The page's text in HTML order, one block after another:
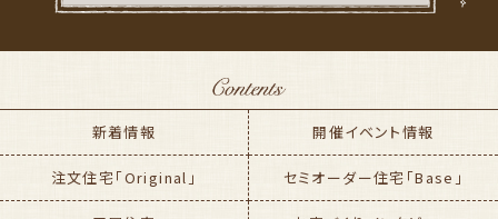
新着情報 開催イベント情報
注文住宅「Original」 セミオーダー住宅「Base」